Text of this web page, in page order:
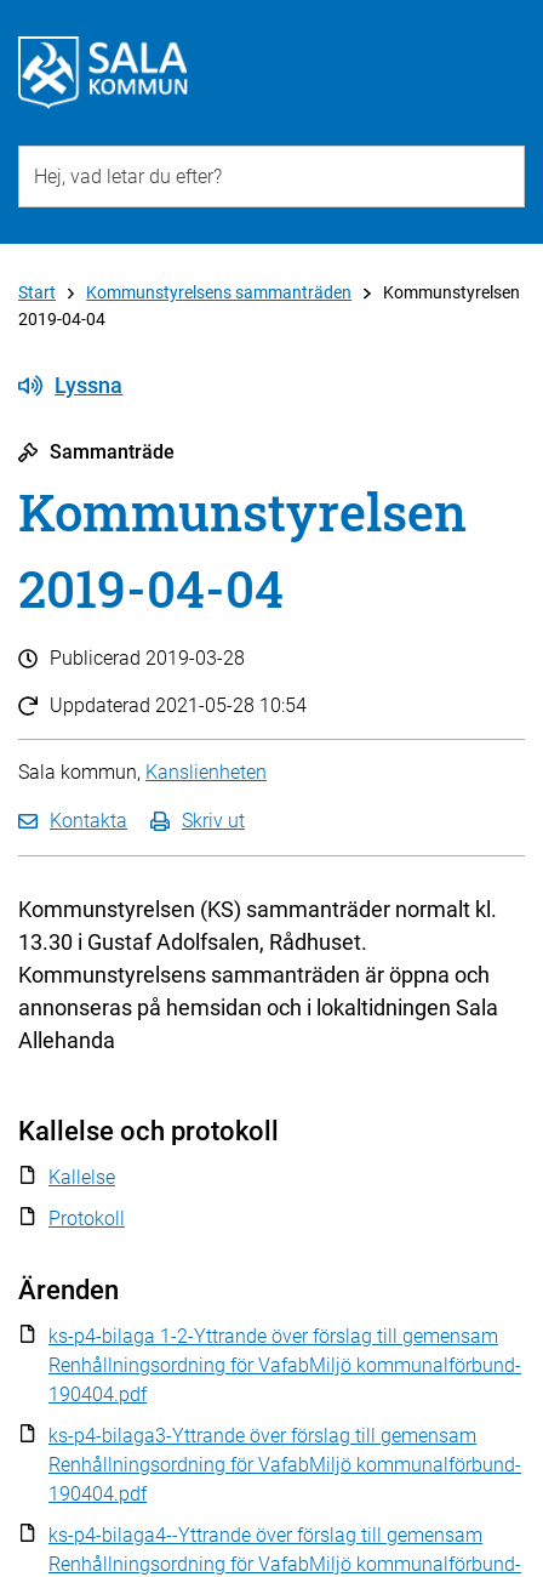
Start Kommunstyrelsens sammanträden
Kommunstyrelsen
2019-04-04
Lyssna
Sammanträde
Kommunstyrelsen
2019-04-04
Publicerad 2019-03-28
Uppdaterad 2021-05-28 10:54
Sala kommun, Kanslienheten
Kontakta Skriv ut
Kommunstyrelsen (KS) sammanträder normalt kl.
13.30 i Gustaf Adolfsalen, Rådhuset.
Kommunstyrelsens sammanträden är öppna och
annonseras på hemsidan och i lokaltidningen Sala
Allehanda
Kallelse och protokoll
Kallelse
Protokoll
Ärenden
ks-p4-bilaga 1-2-Yttrande över förslag till gemensam
Renhållningsordning för VafabMiljö kommunalförbund-
190404.pdf
ks-p4-bilaga3-Yttrande över förslag till gemensam
Renhållningsordning för VafabMiljö kommunalförbund-
190404.pdf
ks-p4-bilaga4--Yttrande över förslag till gemensam
Renhållningsordning för VafabMiljö kommunalförbund-